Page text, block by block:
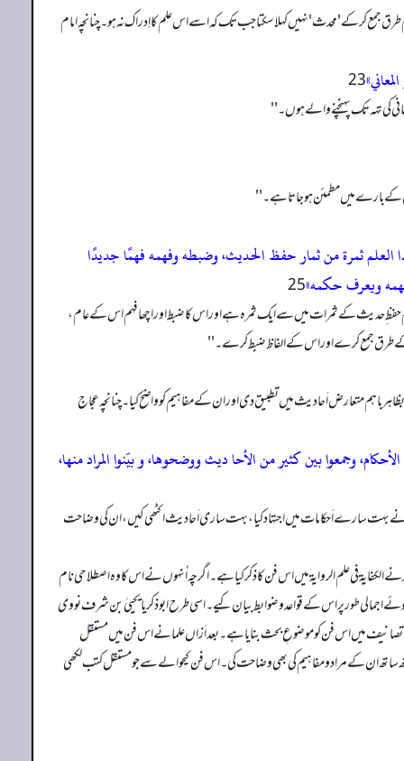
جمع کر کے ' محدث' نہیں کہلا سکتا جب تک کہ اسے اس علم کا اِدراک نہ ہو۔ چنانچہ امام
کی تہہ تک پہنچنے والے ہوں۔ ''
کے بارے میں مطمئن ہو جاتا ہے۔ ''
العلم ثمرة من ثمار حفظ الحدیث، وضبطه وفھمه فھمًا جدیدًا
ویعرف حکمه»
ِحدیث کے ثمرات میں سے ایک ثمرہ ہے اور اس کا ضبط اور اچھا فہم اس کے عام،
طرق جمع کرے اور اس کے الفاظ ضبط کرے۔ ''
باہم متعارض اَحا دیث میں تطبیق دی اور ان کے مفاہیم کو واضح کیا۔ چنانچہ عجاج
وجمعوا بین کثیر من الأحا دیث ووضحوھا، و بیّنوا المراد منھا،
بہت سارے اَحکامات میں اجتہاد کیا، بہت ساری اَحا دیث اکٹھی کیں، ان کی وضاحت
نے الکفایۃ في علم الروایۃمیں اس فن کا ذکر کیا ہے۔ اگرچہ اُنہوں نے اس کا وہ اصطلاحی نام
اجمالی طور پر اس کے قواعد و ضوابط بیان کیے۔ اسی طرح ابوذکریا یحییٰ بن شرف نووی
تصانیف میں اس فن کو موضوعِ بحث بنایا ہے۔ بعد اَزاں علمانے اس فن میں مستقل
ان کے مراد و مفاہیم کی بھی وضاحت کی۔ اس فن کیحوالے سے جو مستقل کتب لکھی